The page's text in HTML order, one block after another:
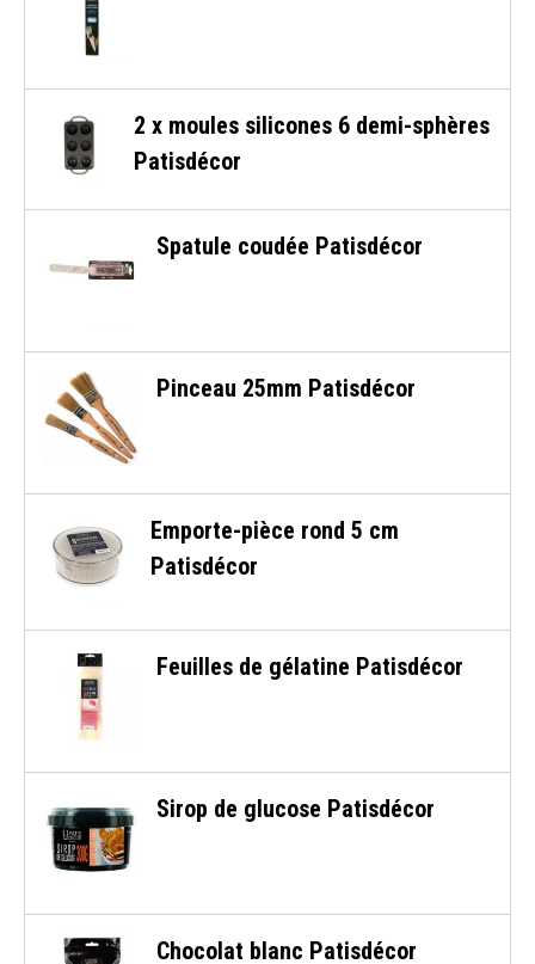
2 x moules silicones 6 demi-sphères
Patisdécor
Spatule coudée Patisdécor
Pinceau 25mm Patisdécor
Emporte-pièce rond 5 cm
Patisdécor
Feuilles de gélatine Patisdécor
Sirop de glucose Patisdécor
Chocolat blanc Patisdécor